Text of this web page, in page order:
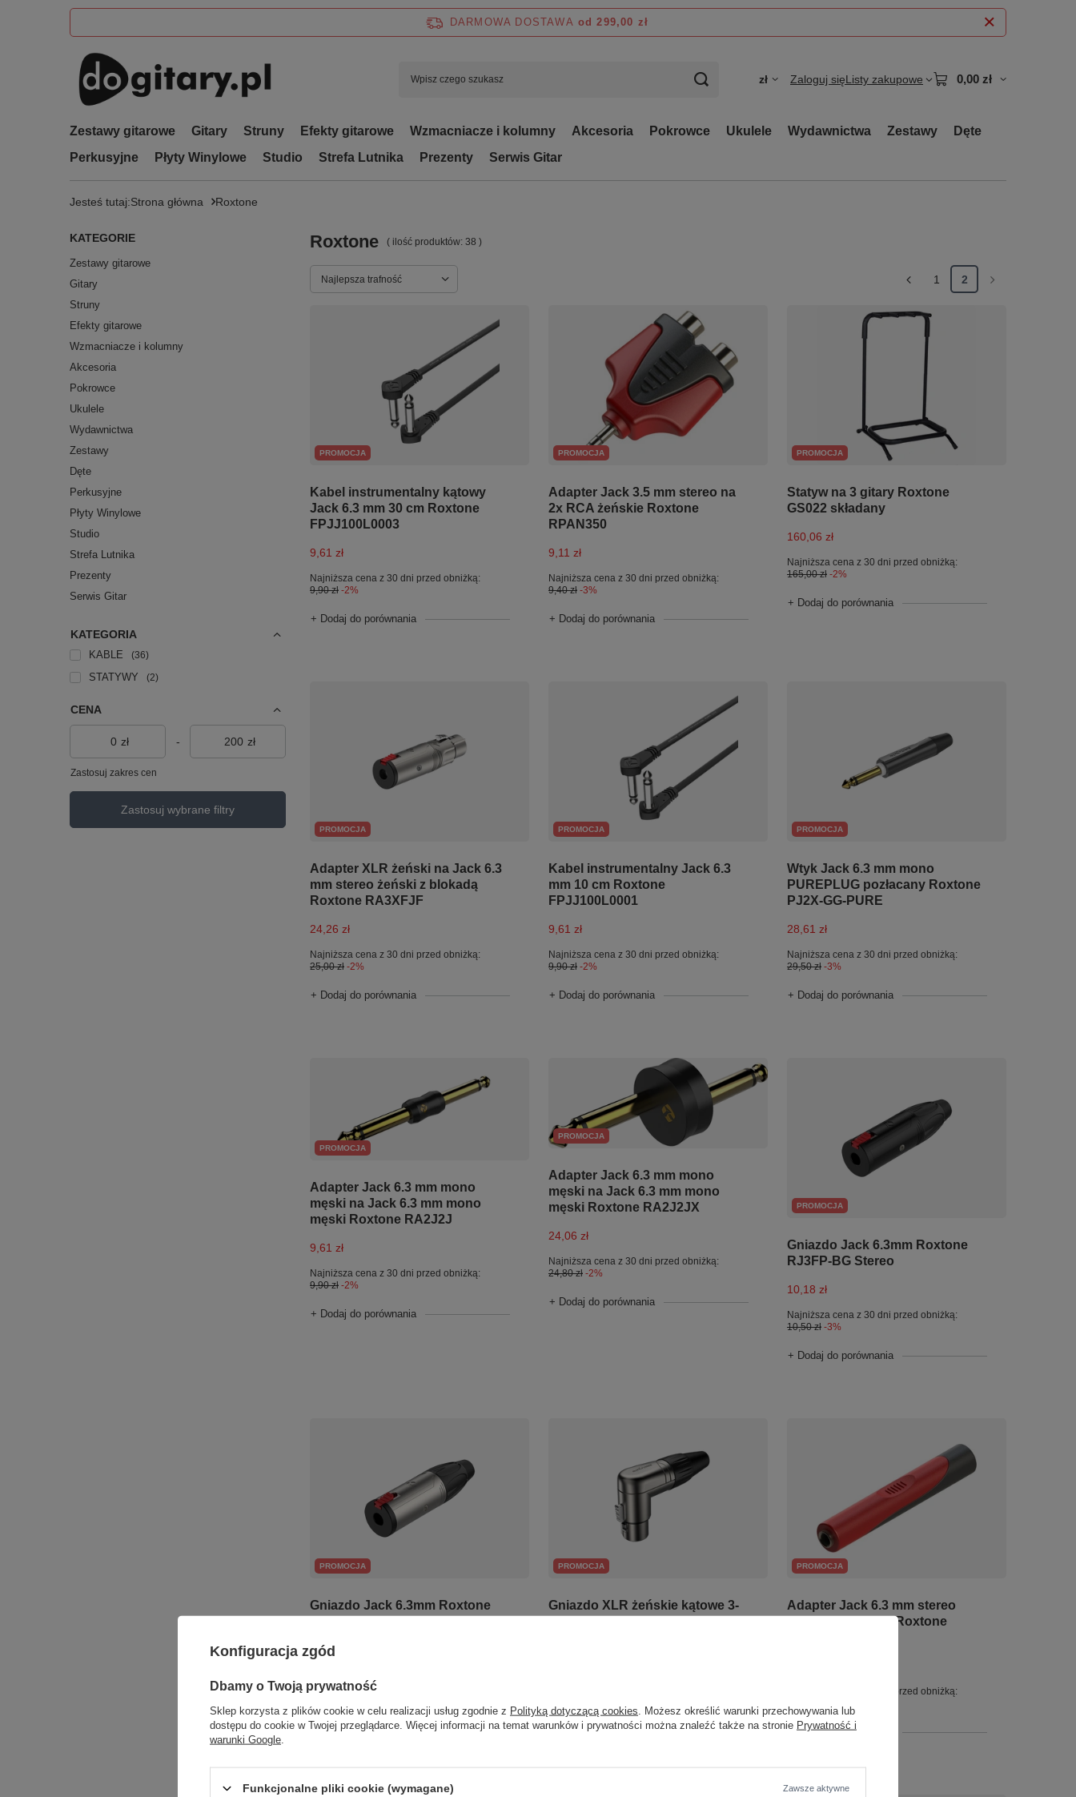
DARMOWA DOSTAWA od 299,00 zł
zł Zaloguj sięListy zakupowe 0,00 zł
Zestawy gitarowe Gitary Struny Efekty gitarowe Wzmacniacze i kolumny Akcesoria Pokrowce Ukulele Wydawnictwa Zestawy
Dęte
Perkusyjne
Płyty Winylowe Studio Strefa Lutnika Prezenty Serwis Gitar
Jesteś tutaj:Strona główna Roxtone
KATEGORIE
Zestawy gitarowe
Gitary
Struny
Efekty gitarowe
Wzmacniacze i kolumny
Akcesoria
Pokrowce
Ukulele
Wydawnictwa
Zestawy
Dęte
Perkusyjne
Płyty Winylowe
Studio
Strefa Lutnika
Prezenty
Serwis Gitar
KATEGORIA
KABLE 36
STATYWY 2
CENA
zł - zł
Zastosuj zakres cen
Zastosuj wybrane filtry
Roxtone ( ilość produktów: 38 )
Zmień sortowanie
Najlepsza trafność 1 2
PROMOCJA
Kabel instrumentalny kątowy
Jack 6.3 mm 30 cm Roxtone
FPJJ100L0003
9,61 zł
Najniższa cena z 30 dni przed obniżką:
9,90 zł -2%
+ Dodaj do porównania
PROMOCJA
Adapter Jack 3.5 mm stereo na
2x RCA żeńskie Roxtone
RPAN350
9,11 zł
Najniższa cena z 30 dni przed obniżką:
9,40 zł -3%
+ Dodaj do porównania
PROMOCJA
Statyw na 3 gitary Roxtone
GS022 składany
160,06 zł
Najniższa cena z 30 dni przed obniżką:
165,00 zł -2%
+ Dodaj do porównania
PROMOCJA
Adapter XLR żeński na Jack 6.3
mm stereo żeński z blokadą
Roxtone RA3XFJF
24,26 zł
Najniższa cena z 30 dni przed obniżką:
25,00 zł -2%
+ Dodaj do porównania
PROMOCJA
Kabel instrumentalny Jack 6.3
mm 10 cm Roxtone
FPJJ100L0001
9,61 zł
Najniższa cena z 30 dni przed obniżką:
9,90 zł -2%
+ Dodaj do porównania
PROMOCJA
Wtyk Jack 6.3 mm mono
PUREPLUG pozłacany Roxtone
PJ2X-GG-PURE
28,61 zł
Najniższa cena z 30 dni przed obniżką:
29,50 zł -3%
+ Dodaj do porównania
PROMOCJA
Adapter Jack 6.3 mm mono
męski na Jack 6.3 mm mono
męski Roxtone RA2J2J
9,61 zł
Najniższa cena z 30 dni przed obniżką:
9,90 zł -2%
+ Dodaj do porównania
PROMOCJA
Adapter Jack 6.3 mm mono
męski na Jack 6.3 mm mono
męski Roxtone RA2J2JX
24,06 zł
Najniższa cena z 30 dni przed obniżką:
24,80 zł -2%
+ Dodaj do porównania
PROMOCJA
Gniazdo Jack 6.3mm Roxtone
RJ3FP-BG Stereo
10,18 zł
Najniższa cena z 30 dni przed obniżką:
10,50 zł -3%
+ Dodaj do porównania
PROMOCJA
Gniazdo Jack 6.3mm Roxtone
7,66 zł
7,90 zł -3%
+ Dodaj do porównania
PROMOCJA
Gniazdo XLR żeńskie kątowe 3-
+ Dodaj do porównania
PROMOCJA
Adapter Jack 6.3 mm stereo
gniazdo–gniazdo Roxtone
Najniższa cena z 30 dni przed obniżką:
+ Dodaj do porównania
Konfiguracja zgód
Dbamy o Twoją prywatność
Sklep korzysta z plików cookie w celu realizacji usług zgodnie z Polityką dotyczącą cookies . Możesz określić warunki przechowywania lub
dostępu do cookie w Twojej przeglądarce. Więcej informacji na temat warunków i prywatności można znaleźć także na stronie Prywatność i
warunki Google
Funkcjonalne pliki cookie (wymagane) Zawsze aktywne